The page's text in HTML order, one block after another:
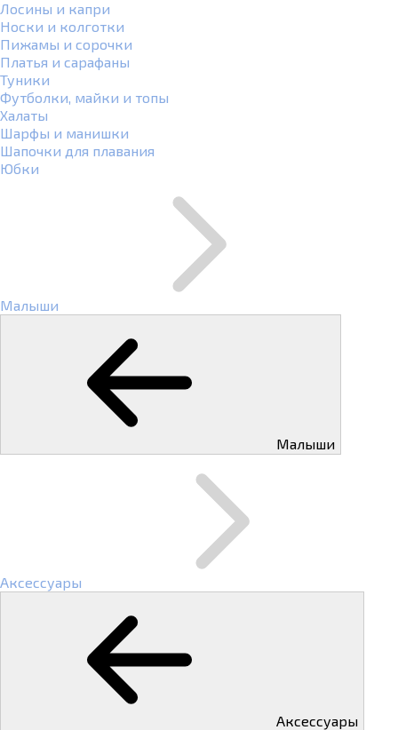
Лосины и капри
Носки и колготки
Пижамы и сорочки
Платья и сарафаны
Туники
Футболки, майки и топы
Халаты
Шарфы и манишки
Шапочки для плавания
Юбки
Малыши
Малыши
Аксессуары
Аксессуары